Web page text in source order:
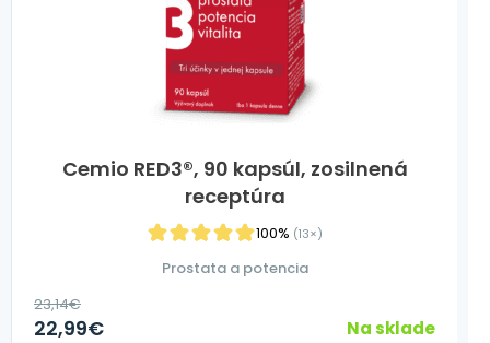
Cemio RED3®, 90 kapsúl, zosilnená
receptúra
100% (13×)
Prostata a potencia
23,14€
22,99€ Na sklade